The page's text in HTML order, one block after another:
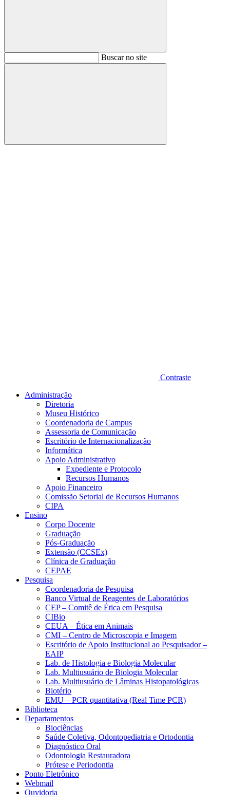
BuscarBuscar no site
Buscar
Contraste
Administração
Diretoria
Museu Histórico
Coordenadoria de Campus
Assessoria de Comunicação
Escritório de Internacionalização
Informática
Apoio Administrativo
Expediente e Protocolo
Recursos Humanos
Apoio Financeiro
Comissão Setorial de Recursos Humanos
CIPA
Ensino
Corpo Docente
Graduação
Pós-Graduação
Extensão (CCSEx)
Clínica de Graduação
CEPAE
Pesquisa
Coordenadoria de Pesquisa
Banco Virtual de Reagentes de Laboratórios
CEP – Comitê de Ética em Pesquisa
CIBio
CEUA – Ética em Animais
CMI – Centro de Microscopia e Imagem
Escritório de Apoio Institucional ao Pesquisador –
EAIP
Lab. de Histologia e Biologia Molecular
Lab. Multiusuário de Biologia Molecular
Lab. Multiusuário de Lâminas Histopatológicas
Biotério
EMU – PCR quantitativa (Real Time PCR)
Biblioteca
Departamentos
Biociências
Saúde Coletiva, Odontopediatria e Ortodontia
Diagnóstico Oral
Odontologia Restauradora
Prótese e Periodontia
Ponto Eletrônico
Webmail
Ouvidoria